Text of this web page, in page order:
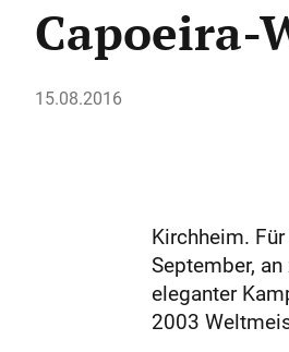
Capoeira-
15.08.2016
Kirchheim.
September,
eleganter
2003